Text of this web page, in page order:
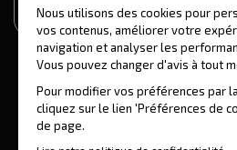
Contact RCT Recrute